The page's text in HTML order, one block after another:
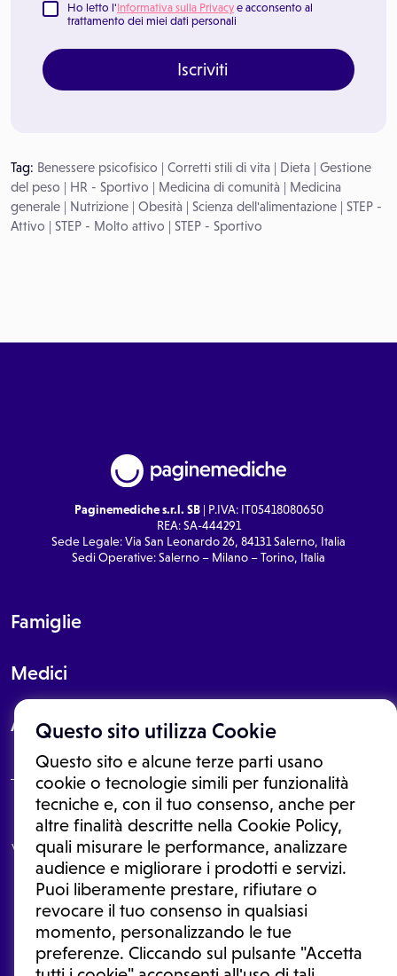
Questo sito utilizza Cookie
Questo sito e alcune terze parti usano
cookie o tecnologie simili per funzionalità
tecniche e, con il tuo consenso, anche per
altre finalità descritte nella Cookie Policy,
quali misurare le performance, analizzare
audience e migliorare i prodotti e servizi.
Puoi liberamente prestare, rifiutare o
revocare il tuo consenso in qualsiasi
momento, personalizzando le tue
preferenze. Cliccando sul pulsante "Accetta
Ho letto l'Informativa sulla Privacy e acconsento al
trattamento dei miei dati personali
Iscriviti
Tag: Benessere psicofisico | Corretti stili di vita | Dieta | Gestione
del peso | HR - Sportivo | Medicina di comunità | Medicina
generale | Nutrizione | Obesità | Scienza dell'alimentazione | STEP -
Attivo | STEP - Molto attivo | STEP - Sportivo
Paginemediche s.r.l. SB| P.IVA: IT05418080650
REA: SA-444291
Sede Legale: Via San Leonardo 26, 84131 Salerno, Italia
Sedi Operative: Salerno – Milano – Torino, Italia
Famiglie
Medici
About
Le informazioni proposte in questo sito non sono un consulto medico.
In nessun caso, queste informazioni sostituiscono un consulto, una
visita o una diagnosi formulata dal medico. Non si devono considerare
le informazioni disponibili come suggerimenti per la formulazione di
una diagnosi, la determinazione di un trattamento o l'assunzione o
sospensione di un farmaco senza prima consultare un medico di
medicina generale o uno specialista.
Condizioni di utilizzo|Privacy Policy |Gestione cookie
Ⓒ 2026 | Tutti i diritti riservati.